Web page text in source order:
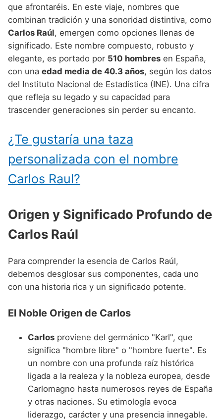
Nombres de niño que empiezan por E
Nombres de niño que empiezan por F
Nombres de niño que empiezan por G
Nombres de niño que empiezan por H
Nombres de niño que empiezan por I
Nombres de niño que empiezan por J
Nombres de niño que empiezan por L
Nombres de niño que empiezan por M
Nombres de niño que empiezan por N
Nombres de niño que empiezan por P
Nombres de niño que empiezan por Q
Nombres de niño que empiezan por R
Nombres de niño que empiezan por S
Nombres de niño que empiezan por U
Nombres de niño que empiezan por V
Nombres de niño que empiezan por W
Nombres de niño que empiezan por X
Nombres de niño que empiezan por Y
Nombres de niño que empiezan por Z
Nombres de Niño Baleares
Nombres de Niño Canarios
Nombres de Niño Cantabros
Nombres de Niño Castellanos
Nombres de Niño Catalanes
Nombres de Niño Extremeños
Nombres de Niño Madrileños
Nombres de Niño Murcianos
Nombres de Niño Navarros
Nombres de Niño Valencianos
Nombres de Niño Vascos
Nombres de Niño Egipcios
Nombres de Niño Griegos
Nombres de Niño Mitologicos
Nombres de Niño Romanos
Nombres de Niño Vikingos
Nombres de Niño Americanos
Nombres de Niño Arabes
Nombres de Niño Chinos
Nombres de Niño Franceses
Nombres de Niño Hispanoamericanos
Nombres de Niño Ingleses
Nombres de Niño Japoneses
Nombres de Niño Judíos
Nombres de Niño Marroquíes
Nombres de Niño Rumanos
Nombres de Niño Suecos
que afrontaréis. En este viaje, nombres que
combinan tradición y una sonoridad distintiva, como
Carlos Raúl, emergen como opciones llenas de
significado. Este nombre compuesto, robusto y
elegante, es portado por 510 hombres en España,
con una edad media de 40.3 años, según los datos
del Instituto Nacional de Estadística (INE). Una cifra
que refleja su legado y su capacidad para
trascender generaciones sin perder su encanto.
¿Te gustaría una taza
personalizada con el nombre
Carlos Raul?
Origen y Significado Profundo de
Carlos Raúl
Para comprender la esencia de Carlos Raúl,
debemos desglosar sus componentes, cada uno
con una historia rica y un significado potente.
El Noble Origen de Carlos
Carlos proviene del germánico "Karl", que
significa "hombre libre" o "hombre fuerte". Es
un nombre con una profunda raíz histórica
ligada a la realeza y la nobleza europea, desde
Carlomagno hasta numerosos reyes de España
y otras naciones. Su etimología evoca
liderazgo, carácter y una presencia innegable.